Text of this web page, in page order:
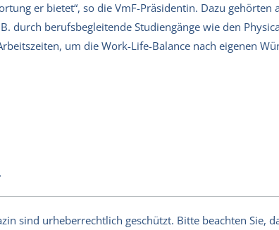
er bietet“, so die VmF-Präsidentin. Dazu gehörten
durch berufsbegleitende Studiengänge wie den
um die Work-Life-Balance nach eigenen
sind urheberrechtlich geschützt. Bitte beachten Sie,